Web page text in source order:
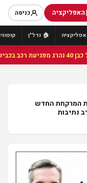
האפליקציה כניסה
אפליקציה 🏠 נדל"ן
זק"א פועלו בזירה
המרקחת החדש
נתיבות